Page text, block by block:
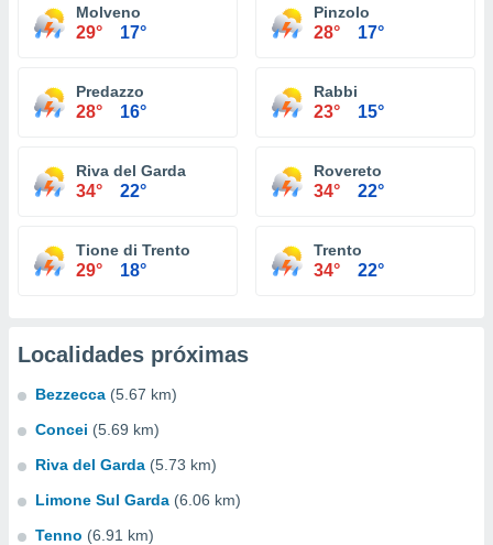
Molveno
29° 17°
Pinzolo
28° 17°
Predazzo
28° 16°
Rabbi
23° 15°
Riva del Garda
34° 22°
Rovereto
34° 22°
Tione di Trento
29° 18°
Trento
34° 22°
Localidades próximas
Bezzecca (5.67 km)
Concei (5.69 km)
Riva del Garda (5.73 km)
Limone Sul Garda (6.06 km)
Tenno (6.91 km)